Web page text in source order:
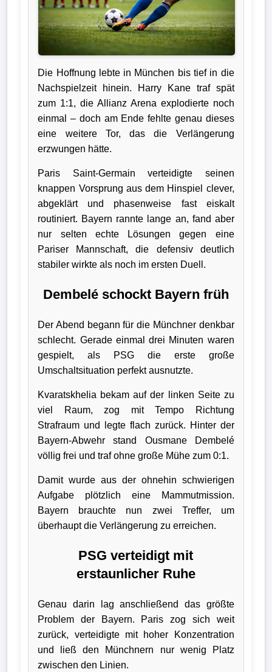
STATISTIKEN
Tabelle
Bundesliga
Tabelle
Tabelle
Bundesliga
Ergebnisse
Fußballspieler
Vereine
Wappen
Flutlichtbarde
Die Hoffnung lebte in München bis tief in die
Nachspielzeit hinein. Harry Kane traf spät
zum 1:1, die Allianz Arena explodierte noch
einmal – doch am Ende fehlte genau dieses
eine weitere Tor, das die Verlängerung
erzwungen hätte.
Paris Saint-Germain verteidigte seinen
knappen Vorsprung aus dem Hinspiel clever,
abgeklärt und phasenweise fast eiskalt
routiniert. Bayern rannte lange an, fand aber
nur selten echte Lösungen gegen eine
Pariser Mannschaft, die defensiv deutlich
stabiler wirkte als noch im ersten Duell.
Dembelé schockt Bayern früh
Der Abend begann für die Münchner denkbar
schlecht. Gerade einmal drei Minuten waren
gespielt, als PSG die erste große
Umschaltsituation perfekt ausnutzte.
Kvaratskhelia bekam auf der linken Seite zu
viel Raum, zog mit Tempo Richtung
Strafraum und legte flach zurück. Hinter der
Bayern-Abwehr stand Ousmane Dembelé
völlig frei und traf ohne große Mühe zum 0:1.
Damit wurde aus der ohnehin schwierigen
Aufgabe plötzlich eine Mammutmission.
Bayern brauchte nun zwei Treffer, um
überhaupt die Verlängerung zu erreichen.
PSG verteidigt mit
erstaunlicher Ruhe
Genau darin lag anschließend das größte
Problem der Bayern. Paris zog sich weit
zurück, verteidigte mit hoher Konzentration
und ließ den Münchnern nur wenig Platz
zwischen den Linien.